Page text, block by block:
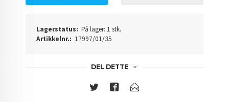
Lagerstatus: På lager: 1 stk.
Artikkelnr.: 17997/01/35
DEL DETTE